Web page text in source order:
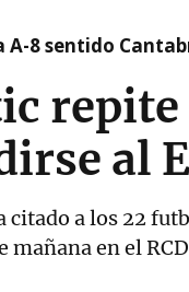
A-8 sentido
repite
al
citado a los 22
mañana en el